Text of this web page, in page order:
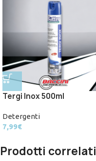
Tergi Inox 500ml
Detergenti
7,99€
Prodotti correlati